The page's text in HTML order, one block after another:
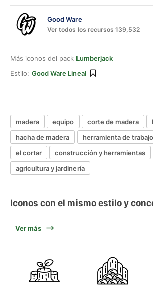
Good Ware
Ver todos los recursos 139,532
Más iconos del pack Lumberjack
Estilo: Good Ware Lineal
madera equipo corte de madera
hacha de madera
herramienta de trabajo
el cortar
construcción y herramientas
agricultura y jardinería
Iconos con el mismo estilo y
Ver más